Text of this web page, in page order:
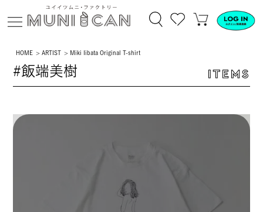
HOME ARTIST Miki Iibata Original T-shirt
#飯端美樹 ITEMS